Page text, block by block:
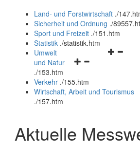
und
schließen
Land- und Forstwirtschaft ./
Sicherheit und Ordnung ./
Sport und Freizeit ./151.htm
Statistik ./statistik.htm
Navigationsmenü
und
schließen
Umwelt
und Natur
./153.htm
Verkehr ./155.htm
Wirtschaft, Arbeit und Tourismus
./157.htm
Aktuelle